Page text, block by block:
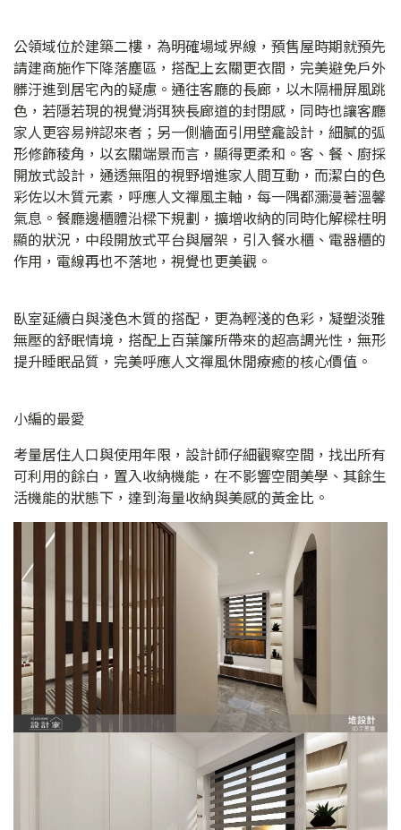
公領域位於建築二樓，為明確場域界線，預售屋時期就預先
請建商施作下降落塵區，搭配上玄關更衣間，完美避免戶外
髒汙進到居宅內的疑慮。通往客廳的長廊，以木隔柵屏風跳
色，若隱若現的視覺消弭狹長廊道的封閉感，同時也讓客廳
家人更容易辨認來者；另一側牆面引用壁龕設計，細膩的弧
形修飾稜角，以玄關端景而言，顯得更柔和。客、餐、廚採
開放式設計，通透無阻的視野增進家人間互動，而潔白的色
彩佐以木質元素，呼應人文禪風主軸，每一隅都瀰漫著溫馨
氣息。餐廳邊櫃體沿樑下規劃，擴增收納的同時化解樑柱明
顯的狀況，中段開放式平台與層架，引入餐水櫃、電器櫃的
作用，電線再也不落地，視覺也更美觀。
臥室延續白與淺色木質的搭配，更為輕淺的色彩，凝塑淡雅
無壓的舒眠情境，搭配上百葉簾所帶來的超高調光性，無形
提升睡眠品質，完美呼應人文禪風休閒療癒的核心價值。
小編的最愛
考量居住人口與使用年限，設計師仔細觀察空間，找出所有
可利用的餘白，置入收納機能，在不影響空間美學、其餘生
活機能的狀態下，達到海量收納與美感的黃金比。